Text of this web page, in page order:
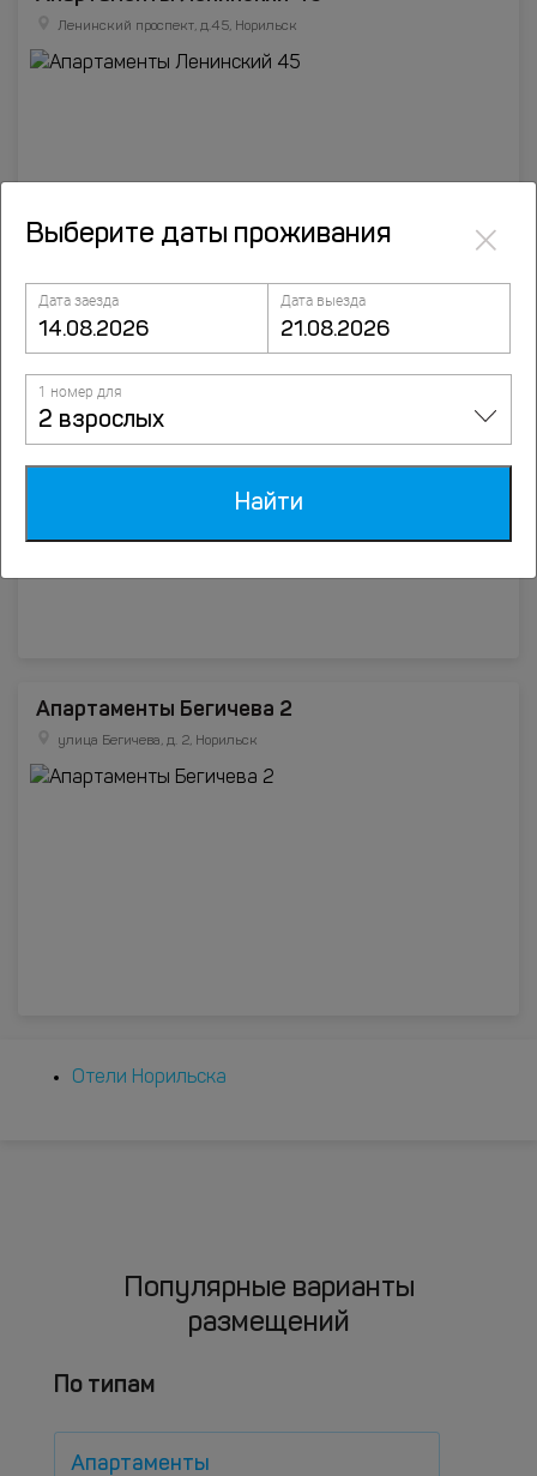
Ленинский проспект, д.45, Норильск
Апартаменты на Ленинском проспекте 39А
Апартаменты Бегичева 2
улица Бегичева, д. 2, Норильск
Отели Норильска
Популярные варианты
размещений
По типам
Апартаменты
Выберите даты проживания ×
Дата заезда Дата выезда
1 номер для
2 взрослых
Найти